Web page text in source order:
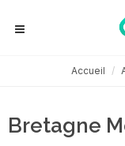
Accueil
Bretagne